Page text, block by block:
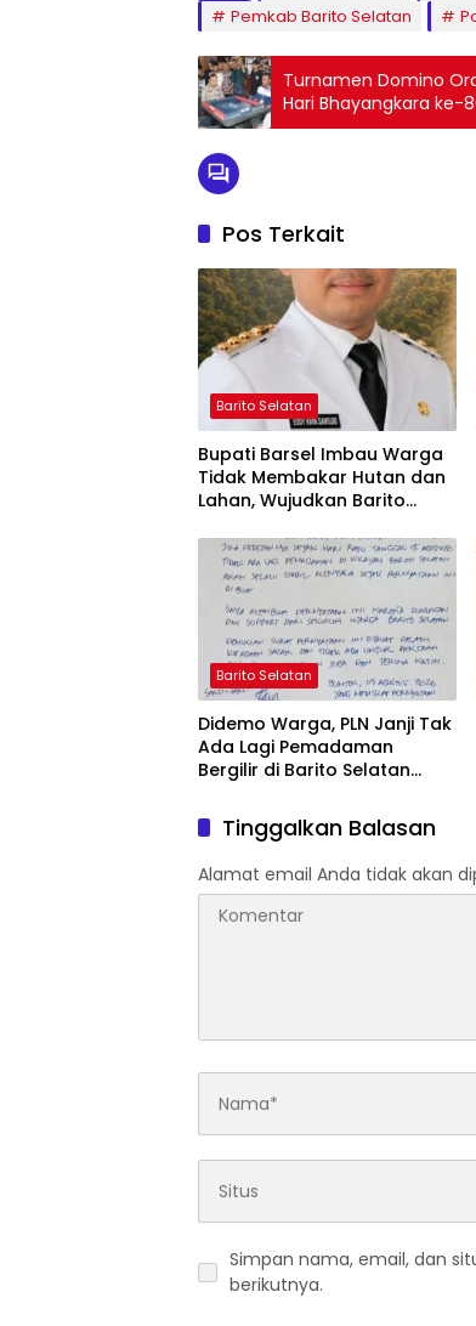
Pemkab Barito Selatan
Turnamen Domino
Hari Bhayangkara ke-
Pos Terkait
Barito Selatan
Bupati Barsel Imbau Warga
Tidak Membakar Hutan dan
Lahan, Wujudkan Barito
Barito Selatan
Didemo Warga, PLN Janji Tak
Ada Lagi Pemadaman
Bergilir di Barito Selatan
Tinggalkan Balasan
Alamat email Anda tidak akan
Simpan nama, email, dan
berikutnya.